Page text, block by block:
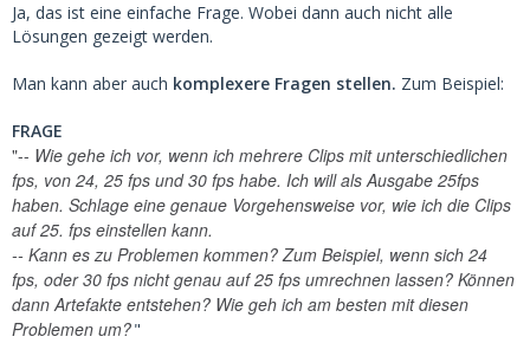
Ja, das ist eine einfache Frage. Wobei dann auch nicht alle
Lösungen gezeigt werden.
Man kann aber auch komplexere Fragen stellen. Zum Beispiel:
FRAGE
"-- Wie gehe ich vor, wenn ich mehrere Clips mit unterschiedlichen
fps, von 24, 25 fps und 30 fps habe. Ich will als Ausgabe 25fps
haben. Schlage eine genaue Vorgehensweise vor, wie ich die Clips
auf 25. fps einstellen kann.
-- Kann es zu Problemen kommen? Zum Beispiel, wenn sich 24
fps, oder 30 fps nicht genau auf 25 fps umrechnen lassen? Können
dann Artefakte entstehen? Wie geh ich am besten mit diesen
Problemen um?"